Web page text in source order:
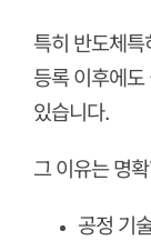
특히 반도체
등록 이후에
있습니다.
그 이유는 명
공정 기